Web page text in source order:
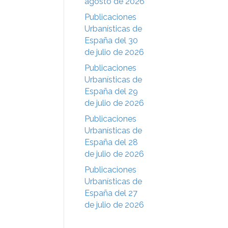
Publicaciones
Urbanísticas de
España del 30
de julio de 2026
Publicaciones
Urbanísticas de
España del 29
de julio de 2026
Publicaciones
Urbanísticas de
España del 28
de julio de 2026
Publicaciones
Urbanísticas de
España del 27
de julio de 2026